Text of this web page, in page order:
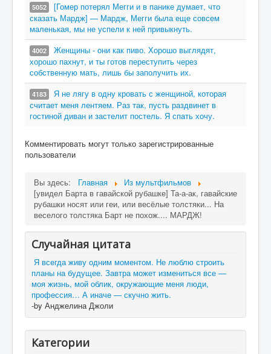
5052
[Гомер потерял Мегги и в панике думает, что
сказать Мардж] — Мардж, Мегги была еще совсем
маленькая, мы не успели к ней привыкнуть.
4002
Женщины - они как пиво. Хорошо выглядят,
хорошо пахнут, и ты готов переступить через
собственную мать, лишь бы заполучить их.
4183
Я не лягу в одну кровать с женщиной, которая
считает меня лентяем. Раз так, пусть раздвинет в
гостиной диван и застелит постель. Я спать хочу.
Комментировать могут только зарегистрированные
пользователи
Вы здесь: Главная
Из мультфильмов
[увидел Барта в гавайской рубашке] Та-а-ак, гавайские
рубашки носят или геи, или весёлые толстяки... На
веселого толстяка Барт не похож.... МАРДЖ!
Случайная цитата
Я всегда живу одним моментом. Не люблю строить
планы на будущее. Завтра может измениться все —
моя жизнь, мой облик, окружающие меня люди,
профессия… А иначе — скучно жить.
-by Анджелина Джоли
Категории